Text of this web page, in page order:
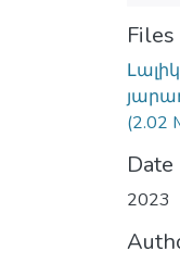
Files
(2.02
Date
2023